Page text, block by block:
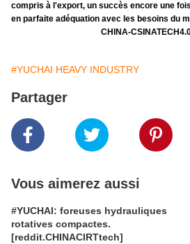
compris à l'export, un succès encore une
en parfaite adéquation avec les besoins du
CHINA-
#YUCHAI HEAVY INDUSTRY
Partager
Vous aimerez aussi
#YUCHAI: foreuses hydrauliques
rotatives compactes.
[reddit.CHINACIRTtech]